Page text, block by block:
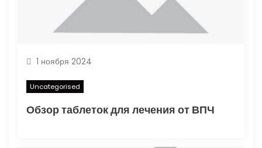
1 ноября 2024
Uncategorised
Обзор таблеток для лечения от ВПЧ